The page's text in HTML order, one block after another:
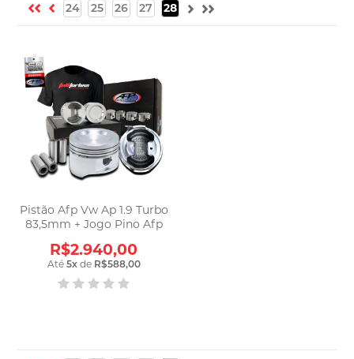
24 25 26 27 28
Pistão Afp Vw Ap 1.9 Turbo
83,5mm + Jogo Pino Afp
R$2.940,00
Até 5xde R$588,00